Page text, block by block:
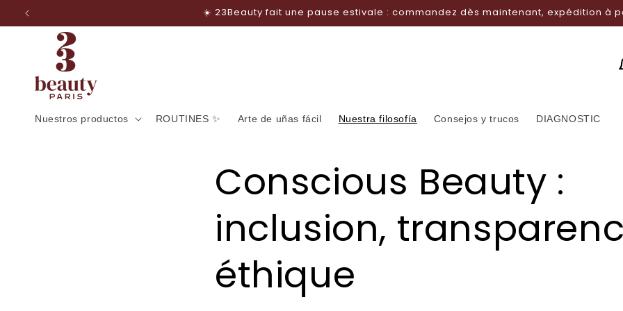
directamente
al contenido
Esmalte de uñas y cuidado de manos veganos, fabricados en Francia | Envío
Nuestros productos ROUTINES ✨ Arte de uñas fácil Nuestra filosofía Consejos y trucos DIAGNOSTIC
Conscious Beauty :
inclusion,
éthique